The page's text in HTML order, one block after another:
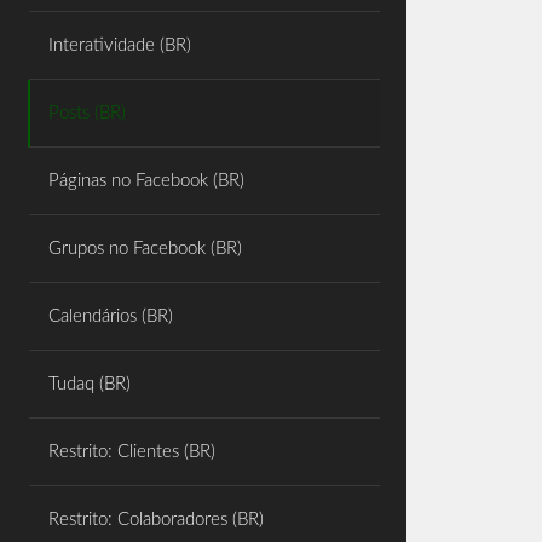
Interatividade (BR)
Posts (BR)
Páginas no Facebook (BR)
Grupos no Facebook (BR)
Calendários (BR)
Tudaq (BR)
Restrito: Clientes (BR)
Restrito: Colaboradores (BR)